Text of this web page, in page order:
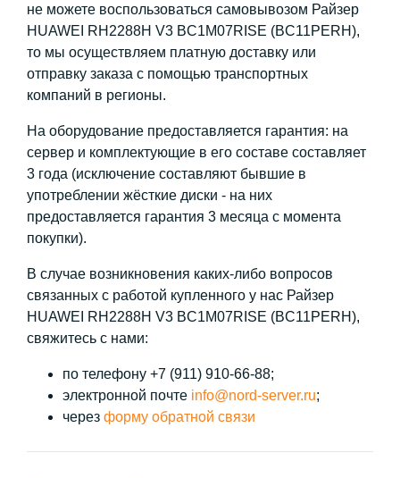
не можете воспользоваться самовывозом Райзер
HUAWEI RH2288H V3 BC1M07RISE (BC11PERH),
то мы осуществляем платную доставку или
отправку заказа с помощью транспортных
компаний в регионы.
На оборудование предоставляется гарантия: на
сервер и комплектующие в его составе составляет
3 года (исключение составляют бывшие в
употреблении жёсткие диски - на них
предоставляется гарантия 3 месяца с момента
покупки).
В случае возникновения каких-либо вопросов
связанных с работой купленного у нас Райзер
HUAWEI RH2288H V3 BC1M07RISE (BC11PERH),
свяжитесь с нами:
по телефону +7 (911) 910-66-88;
электронной почте info@nord-server.ru;
через форму обратной связи